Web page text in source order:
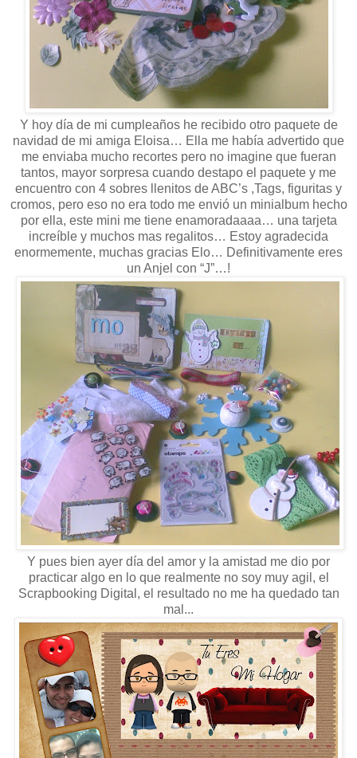
Y hoy día de mi cumpleaños he recibido otro paquete de
navidad de mi amiga Eloisa… Ella me había advertido que
me enviaba mucho recortes pero no imagine que fueran
tantos, mayor sorpresa cuando destapo el paquete y me
encuentro con 4 sobres llenitos de ABC’s ,Tags, figuritas y
cromos, pero eso no era todo me envió un minialbum hecho
por ella, este mini me tiene enamoradaaaa… una tarjeta
increíble y muchos mas regalitos… Estoy agradecida
enormemente, muchas gracias Elo… Definitivamente eres
un Anjel con “J”…!
Y pues bien ayer día del amor y la amistad me dio por
practicar algo en lo que realmente no soy muy agil, el
Scrapbooking Digital, el resultado no me ha quedado tan
mal...